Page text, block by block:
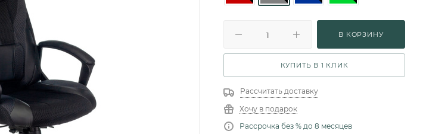
В КОРЗИНУ
КУПИТЬ В 1 КЛИК
Рассчитать доставку
Хочу в подарок
Рассрочка без % до 8 месяцев